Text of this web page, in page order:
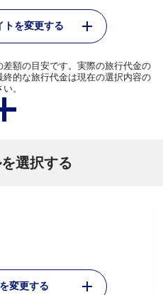
トを変更する
額の目安です。実際の旅行代金の
的な旅行代金は現在の選択内容の
。
選択する
変更する